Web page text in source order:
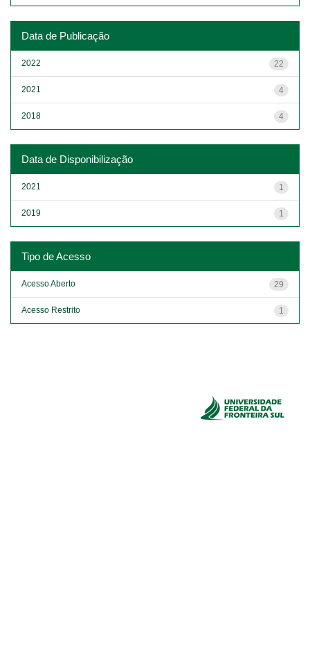
Data de Publicação
22
2022
4
2021
4
2018
Data de Disponibilização
1
2021
1
2019
Tipo de Acesso
29
Acesso Aberto
1
Acesso Restrito